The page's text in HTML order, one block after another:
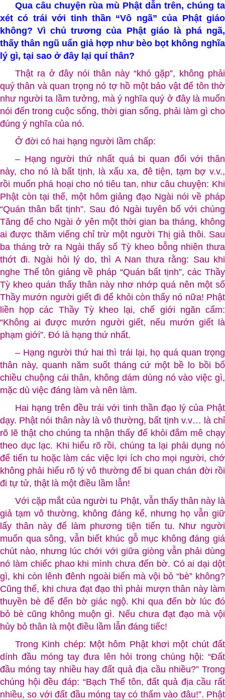
Qua câu chuyện rùa mù Phật dẫn trên, chúng ta
xét có trái với tinh thần “Vô ngã” của Phật giáo
không? Vì chủ trương của Phật giáo là phá ngã,
thấy thân ngũ uẩn giả hợp như bèo bọt không nghĩa
lý gì, tại sao ở đây lại quí thân?
Thật ra ở đây nói thân này “khó gặp”, không phải
quý thân và quan trọng nó tợ hồ một bảo vật để tôn thờ
như người ta lầm tưởng, mà ý nghĩa quý ở đây là muốn
nói đến trong cuộc sống, thời gian sống, phải làm gì cho
đúng ý nghĩa của nó.
Ở đời có hai hạng người lầm chấp:
– Hạng người thứ nhất quá bi quan đối với thân
này, cho nó là bất tịnh, là xấu xa, đê tiện, tạm bợ v.v.,
rồi muốn phá hoại cho nó tiêu tan, như câu chuyện: Khi
Phật còn tại thế, một hôm giảng đạo Ngài nói về pháp
“Quán thân bất tịnh”. Sau đó Ngài tuyên bố với chúng
Tăng để cho Ngài ở yên một thời gian ba tháng, không
ai được thăm viếng chỉ trừ một người Thị giả thôi. Sau
ba tháng trở ra Ngài thấy số Tỳ kheo bỗng nhiên thưa
thớt đi. Ngài hỏi lý do, thì A Nan thưa rằng: Sau khi
nghe Thế tôn giảng về pháp “Quán bất tịnh”, các Thầy
Tỳ kheo quán thấy thân này nhơ nhớp quá nên một số
Thầy mướn người giết đi để khỏi còn thấy nó nữa! Phật
liền họp các Thầy Tỳ kheo lại, chế giới ngăn cấm:
“Không ai được mướn người giết, nếu mướn giết là
phạm giới”. Ðó là hạng thứ nhất.
– Hạng người thứ hai thì trái lại, họ quá quan trọng
thân này, quanh năm suốt tháng cứ một bề lo bồi bổ
chiều chuộng cái thân, không dám dùng nó vào việc gì,
mặc dù việc đáng làm và nên làm.
Hai hạng trên đều trái với tinh thần đạo lý của Phật
dạy. Phật nói thân này là vô thường, bất tịnh v.v… là chỉ
rõ lẽ thật cho chúng ta nhận thấy để khỏi đắm mê chạy
theo dục lạc. Khi hiểu rõ rồi, chúng ta lại phải dụng nó
để tiến tu hoặc làm các việc lợi ích cho mọi người, chớ
không phải hiểu rõ lý vô thường để bi quan chán đời rồi
đi tự tử, thật là một điều lầm lẫn!
Với cặp mắt của người tu Phật, vẫn thấy thân này là
giả tạm vô thường, không đáng kể, nhưng họ vẫn giữ
lấy thân này để làm phương tiện tiến tu. Như người
muốn qua sông, vẫn biết khúc gỗ mục không đáng giá
chút nào, nhưng lúc chới với giữa giòng vẫn phải dùng
nó làm chiếc phao khi mình chưa đến bờ. Có ai dại dột
gì, khi còn lênh đênh ngoài biển mà vội bỏ “bè” không?
Cũng thế, khi chưa đạt đạo thì phải mượn thân này làm
thuyền bè để đến bờ giác ngộ. Khi qua đến bờ lúc đó
bỏ bè cũng không muộn gì. Nếu chưa đạt đạo mà vội
hủy bỏ thân là một điều lầm lẫn đáng tiếc!
Trong Kinh chép: Một hôm Phật khơi một chút đất
dính đầu móng tay đưa lên hỏi trong chúng hội: “Ðất
đầu móng tay nhiều hay đất quả địa cầu nhiều?” Trong
chúng hội đều đáp: “Bạch Thế tôn, đất quả địa cầu rất
nhiều, so với đất đầu móng tay có thấm vào đâu!”. Phật